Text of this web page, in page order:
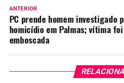
ANTERIOR
PC prende homem investigado
homicídio em Palmas; vítima
emboscada